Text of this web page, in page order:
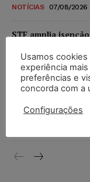
NOTÍCIAS 07/08/2026
STF amplia
níveis
DIREITO TRIBUTÁRIO
Justiça do
vendia canetas
Usamos
experiência
preferências e
concorda com a
Configurações